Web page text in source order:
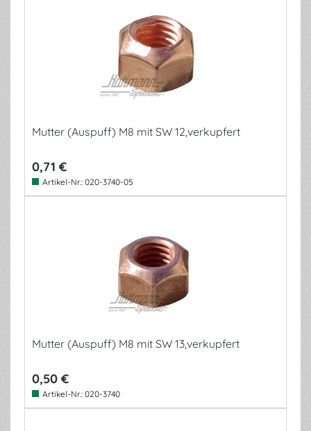
Mutter (Auspuff) M8 mit SW 12,verkupfert
0,71 €
Artikel-Nr.: 020-3740-05
Mutter (Auspuff) M8 mit SW 13,verkupfert
0,50 €
Artikel-Nr.: 020-3740